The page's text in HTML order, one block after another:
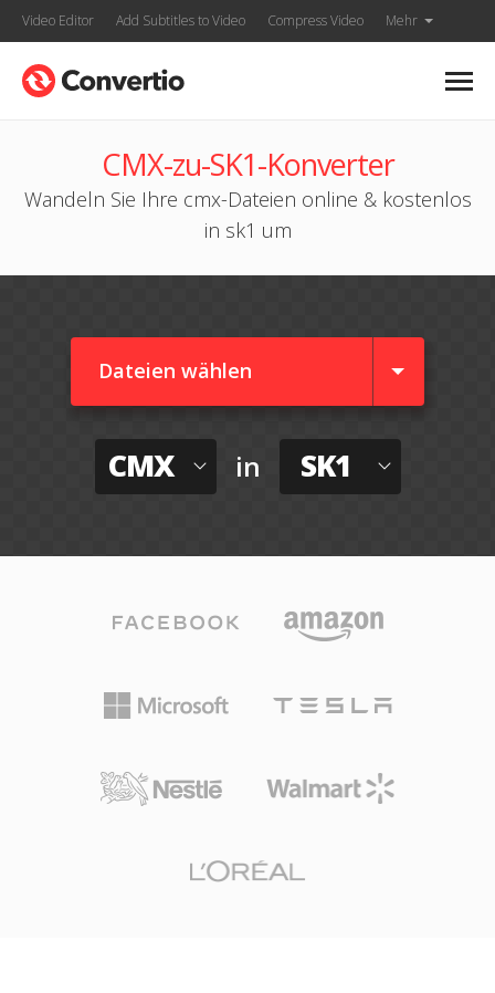
Video Editor Add Subtitles to Video Compress Video Mehr
CMX-zu-SK1-Konverter
Wandeln Sie Ihre cmx-Dateien online & kostenlos
in sk1 um
Dateien wählen
CMX in SK1